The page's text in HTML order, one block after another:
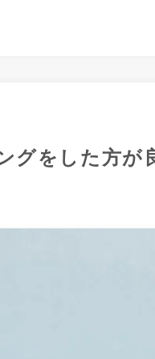
グをした方が